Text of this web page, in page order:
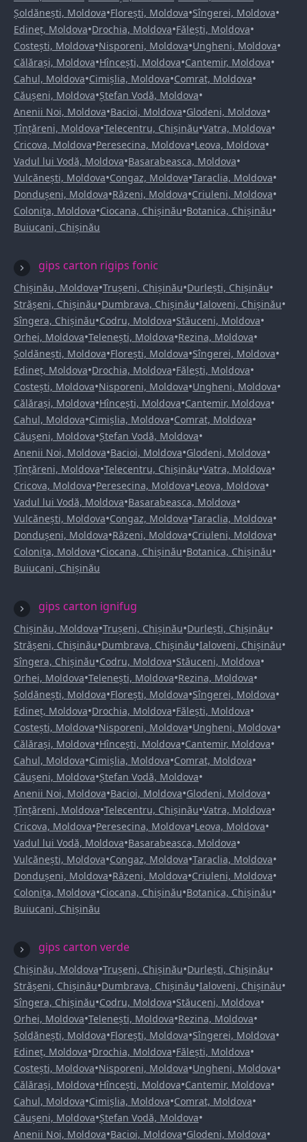
Șoldănești, Moldova•Florești, Moldova•Sîngerei, Moldova•
Edineț, Moldova•Drochia, Moldova•Fălești, Moldova•
Costești, Moldova•Nisporeni, Moldova•Ungheni, Moldova•
Călărași, Moldova•Hîncești, Moldova•Cantemir, Moldova•
Cahul, Moldova•Cimișlia, Moldova•Comrat, Moldova•
Căușeni, Moldova•Ștefan Vodă, Moldova•
Anenii Noi, Moldova•Bacioi, Moldova•Glodeni, Moldova•
Țînțăreni, Moldova•Telecentru, Chișinău•Vatra, Moldova•
Cricova, Moldova•Peresecina, Moldova•Leova, Moldova•
Vadul lui Vodă, Moldova•Basarabeasca, Moldova•
Vulcănești, Moldova•Congaz, Moldova•Taraclia, Moldova•
Dondușeni, Moldova•Răzeni, Moldova•Criuleni, Moldova•
Colonița, Moldova•Ciocana, Chișinău•Botanica, Chișinău•
Buiucani, Chișinău
gips carton rigips fonic
Chișinău, Moldova•Trușeni, Chișinău•Durlești, Chișinău•
Strășeni, Chișinău•Dumbrava, Chișinău•Ialoveni, Chișinău•
Sîngera, Chișinău•Codru, Moldova•Stăuceni, Moldova•
Orhei, Moldova•Telenești, Moldova•Rezina, Moldova•
Șoldănești, Moldova•Florești, Moldova•Sîngerei, Moldova•
Edineț, Moldova•Drochia, Moldova•Fălești, Moldova•
Costești, Moldova•Nisporeni, Moldova•Ungheni, Moldova•
Călărași, Moldova•Hîncești, Moldova•Cantemir, Moldova•
Cahul, Moldova•Cimișlia, Moldova•Comrat, Moldova•
Căușeni, Moldova•Ștefan Vodă, Moldova•
Anenii Noi, Moldova•Bacioi, Moldova•Glodeni, Moldova•
Țînțăreni, Moldova•Telecentru, Chișinău•Vatra, Moldova•
Cricova, Moldova•Peresecina, Moldova•Leova, Moldova•
Vadul lui Vodă, Moldova•Basarabeasca, Moldova•
Vulcănești, Moldova•Congaz, Moldova•Taraclia, Moldova•
Dondușeni, Moldova•Răzeni, Moldova•Criuleni, Moldova•
Colonița, Moldova•Ciocana, Chișinău•Botanica, Chișinău•
Buiucani, Chișinău
gips carton ignifug
Chișinău, Moldova•Trușeni, Chișinău•Durlești, Chișinău•
Strășeni, Chișinău•Dumbrava, Chișinău•Ialoveni, Chișinău•
Sîngera, Chișinău•Codru, Moldova•Stăuceni, Moldova•
Orhei, Moldova•Telenești, Moldova•Rezina, Moldova•
Șoldănești, Moldova•Florești, Moldova•Sîngerei, Moldova•
Edineț, Moldova•Drochia, Moldova•Fălești, Moldova•
Costești, Moldova•Nisporeni, Moldova•Ungheni, Moldova•
Călărași, Moldova•Hîncești, Moldova•Cantemir, Moldova•
Cahul, Moldova•Cimișlia, Moldova•Comrat, Moldova•
Căușeni, Moldova•Ștefan Vodă, Moldova•
Anenii Noi, Moldova•Bacioi, Moldova•Glodeni, Moldova•
Țînțăreni, Moldova•Telecentru, Chișinău•Vatra, Moldova•
Cricova, Moldova•Peresecina, Moldova•Leova, Moldova•
Vadul lui Vodă, Moldova•Basarabeasca, Moldova•
Vulcănești, Moldova•Congaz, Moldova•Taraclia, Moldova•
Dondușeni, Moldova•Răzeni, Moldova•Criuleni, Moldova•
Colonița, Moldova•Ciocana, Chișinău•Botanica, Chișinău•
Buiucani, Chișinău
gips carton verde
Chișinău, Moldova•Trușeni, Chișinău•Durlești, Chișinău•
Strășeni, Chișinău•Dumbrava, Chișinău•Ialoveni, Chișinău•
Sîngera, Chișinău•Codru, Moldova•Stăuceni, Moldova•
Orhei, Moldova•Telenești, Moldova•Rezina, Moldova•
Șoldănești, Moldova•Florești, Moldova•Sîngerei, Moldova•
Edineț, Moldova•Drochia, Moldova•Fălești, Moldova•
Costești, Moldova•Nisporeni, Moldova•Ungheni, Moldova•
Călărași, Moldova•Hîncești, Moldova•Cantemir, Moldova•
Cahul, Moldova•Cimișlia, Moldova•Comrat, Moldova•
Căușeni, Moldova•Ștefan Vodă, Moldova•
Anenii Noi, Moldova•Bacioi, Moldova•Glodeni, Moldova•